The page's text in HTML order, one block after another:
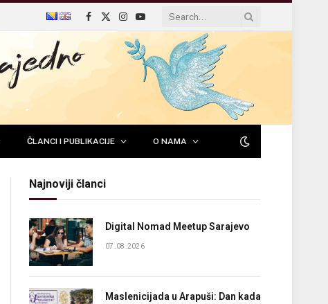
Facebook
X
(Twitter)
Instagram
YouTube
ČLANCI I PUBLIKACIJE O NAMA
Najnoviji članci
Digital Nomad Meetup Sarajevo
07.08.2026
Maslenicijada u Arapuši: Dan kada